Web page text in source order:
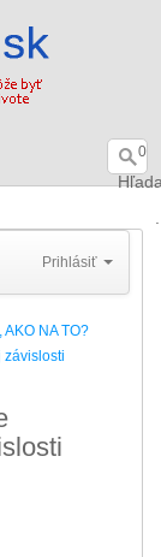
0
Prihlásiť
AKO NA TO?
závislosti